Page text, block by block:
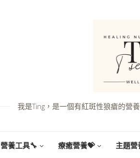
我是Ting，是一個有紅斑性狼瘡的營
營養工具🔧 療癒營養💝 主題營